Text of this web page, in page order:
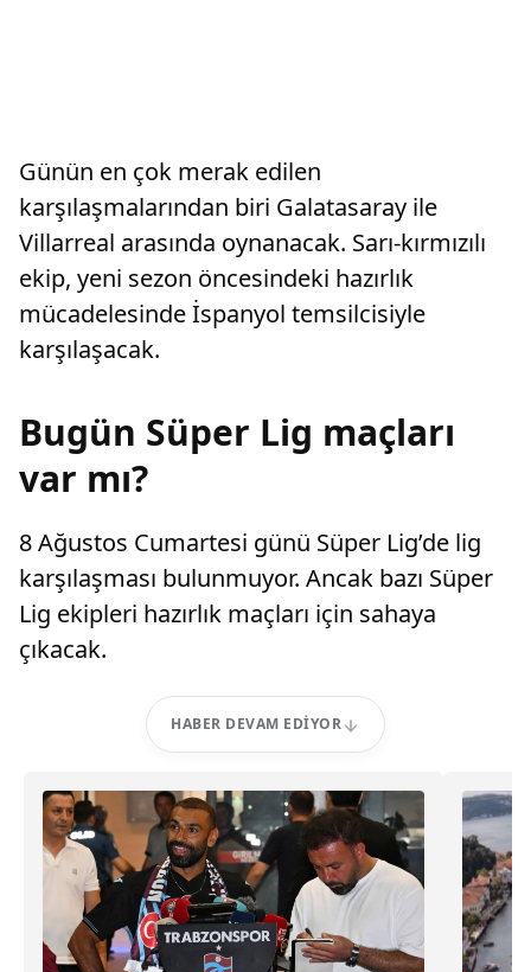
Günün en çok merak edilen
karşılaşmalarından biri Galatasaray ile
Villarreal arasında oynanacak. Sarı-kırmızılı
ekip, yeni sezon öncesindeki hazırlık
mücadelesinde İspanyol temsilcisiyle
karşılaşacak.
Bugün Süper Lig maçları
var mı?
8 Ağustos Cumartesi günü Süper Lig’de lig
karşılaşması bulunmuyor. Ancak bazı Süper
Lig ekipleri hazırlık maçları için sahaya
çıkacak.
HABER DEVAM EDIYOR